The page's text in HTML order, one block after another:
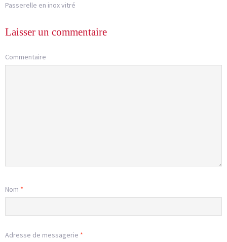
Passerelle en inox vitré
Laisser un commentaire
Commentaire
Nom *
Adresse de messagerie *